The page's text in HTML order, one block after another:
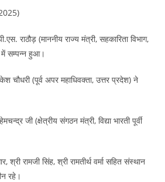
राठौड़ (माननीय राज्य मंत्री, सहकारिता विभाग,
सम्पन्न हुआ।
चौधरी (पूर्व अपर महाधिवक्ता, उत्तर प्रदेश) ने
जी (क्षेत्रीय संगठन मंत्री, विद्या भारती पूर्वी
रामजी सिंह, श्री रामतीर्थ वर्मा सहित संस्थान
रहे।